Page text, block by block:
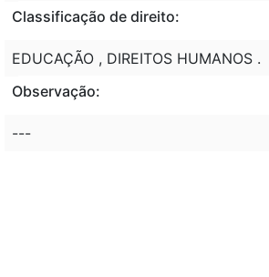
Classificação de direito:
EDUCAÇÃO , DIREITOS HUMANOS .
Observação:
---